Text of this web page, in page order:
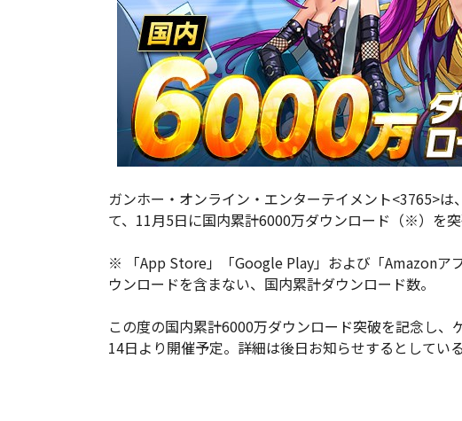
ガンホー・オンライン・エンターテイメント<3765>
て、11月5日に国内累計6000万ダウンロード（※）を突
※ 「App Store」「Google Play」および「Amazonア
ウンロードを含まない、国内累計ダウンロード数。
この度の国内累計6000万ダウンロード突破を記念し、
14日より開催予定。詳細は後日お知らせするとしている